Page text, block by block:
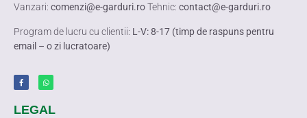
Vanzari: comenzi@e-garduri.roTehnic: contact@e-garduri.ro
Program de lucru cu clientii: L-V: 8-17 (timp de raspuns pentru
email – o zi lucratoare)
LEGAL